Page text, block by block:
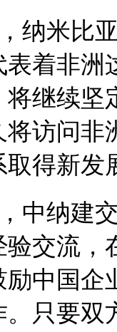
米比亚
着非
将继续
访问
取得新发
纳建交
验交流
中国企
只要双